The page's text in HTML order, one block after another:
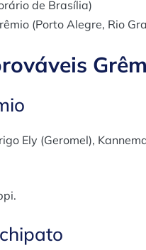
de Brasília)
(Porto Alegre, Rio
Ely (Geromel),